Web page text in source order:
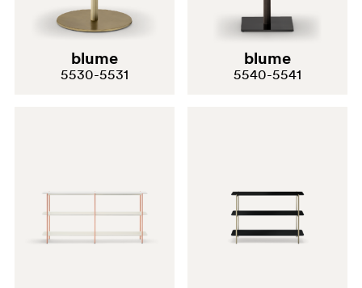
blume
5530-5531
blume
5540-5541